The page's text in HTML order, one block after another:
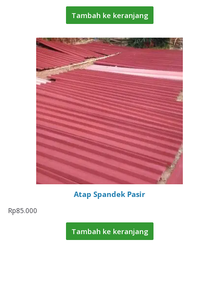
Tambah ke keranjang
Atap Spandek Pasir
Rp85.000
Tambah ke keranjang